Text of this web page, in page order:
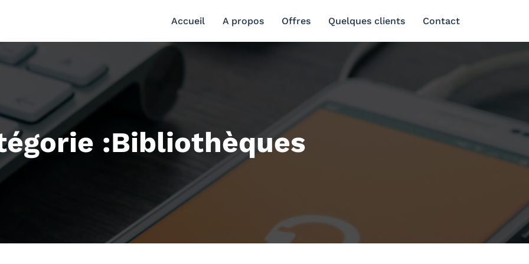
Accueil A propos Offres Quelques clients Contact
:Bibliothèques